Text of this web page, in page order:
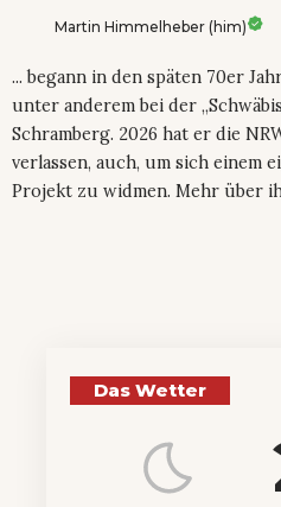
Martin Himmelheber (him)
... begann in den späten 70er
unter anderem bei der
Schramberg. 2026 hat er die
verlassen, auch, um sich einem
Projekt zu widmen. Mehr über
Das Wetter